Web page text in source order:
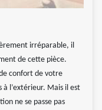
irréparable, il
de cette pièce.
confort de votre
à l’extérieur. Mais il est
ne se passe pas